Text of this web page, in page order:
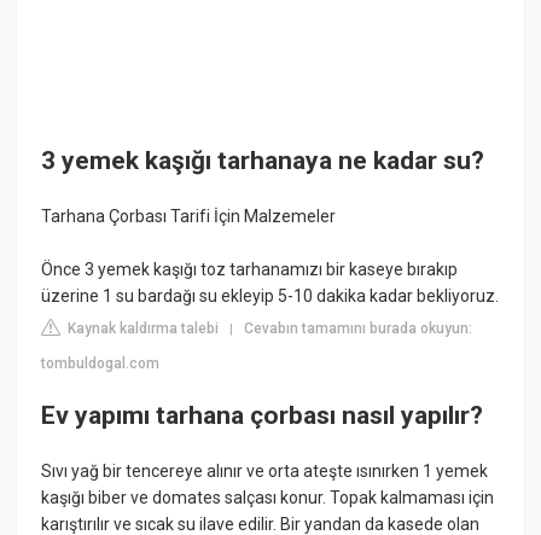
3 yemek kaşığı tarhanaya ne kadar su?
Tarhana Çorbası Tarifi İçin Malzemeler
Önce 3 yemek kaşığı toz tarhanamızı bir kaseye bırakıp
üzerine 1 su bardağı su ekleyip 5-10 dakika kadar bekliyoruz.
Kaynak kaldırma talebi |Cevabın tamamını burada okuyun:
tombuldogal.com
Ev yapımı tarhana çorbası nasıl yapılır?
Sıvı yağ bir tencereye alınır ve orta ateşte ısınırken 1 yemek
kaşığı biber ve domates salçası konur. Topak kalmaması için
karıştırılır ve sıcak su ilave edilir. Bir yandan da kasede olan